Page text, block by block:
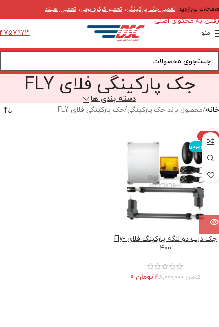
عبور به ناوبری
رفتن به محتوای اصلی
صفحات پربازدید: تعمیر جک پارکینگی، تعمیر کرکره برقی، تعمیر راهبند
منو
جک پارکینگی فلای FLY
دسته بندی ها
خانه محصول برند جک پارکینگی جک پارکینگی فلای FLY
-100%
اتمام موجودی
جک درب دو لنگه پارکینگ فلای Fly-
400
تومان48,000,000 تومان